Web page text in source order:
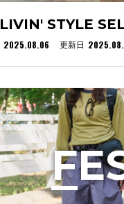
LIVIN' STYLE
2025.08.06 更新日
F